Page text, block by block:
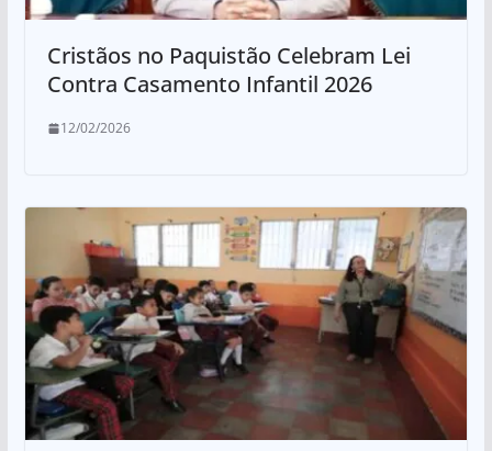
Cristãos no Paquistão Celebram Lei
Contra Casamento Infantil 2026
12/02/2026